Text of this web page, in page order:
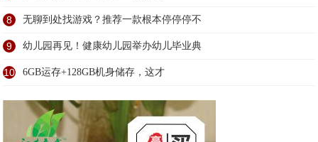
8 无聊到处找游戏？推荐一款根本停停停不
9 幼儿园再见！健康幼儿园举办幼儿毕业典
10 6GB运存+128GB机身储存，这才